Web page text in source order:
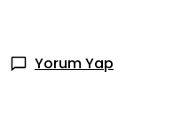
Yorum Yap